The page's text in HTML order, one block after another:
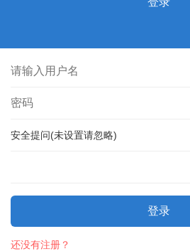
安全提问(未设置请忽略)
登录
还没有注册？